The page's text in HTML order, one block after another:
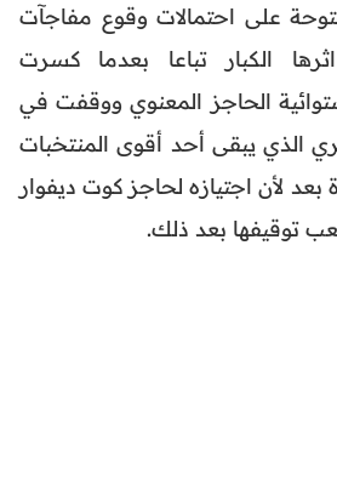
على احتمالات وقوع مفاجآت
الكبار تباعا بعدما كسرت
الحاجز المعنوي ووقفت في
الذي يبقى أحد أقوى المنتخبات
بعد لأن اجتيازه لحاجز كوت ديفوار
توقيفها بعد ذلك.